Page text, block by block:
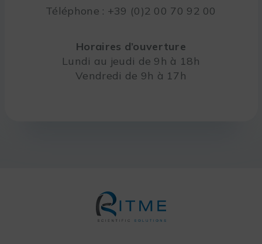
Téléphone : +39 (0)2 00 70 92 00
Horaires d’ouverture
Lundi au jeudi de 9h à 18h
Vendredi de 9h à 17h